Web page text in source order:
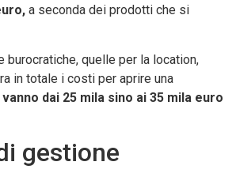
a seconda dei prodotti che si
burocratiche, quelle per la location,
in totale i costi per aprire una
vanno dai 25 mila sino ai 35 mila euro
gestione